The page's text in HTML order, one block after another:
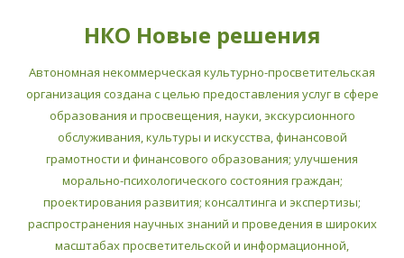
НКО Новые решения
Автономная некоммерческая культурно-просветительская
организация создана с целью предоставления услуг в сфере
образования и просвещения, науки, экскурсионного
обслуживания, культуры и искусства, финансовой
грамотности и финансового образования; улучшения
морально-психологического состояния граждан;
проектирования развития; консалтинга и экспертизы;
распространения научных знаний и проведения в широких
масштабах просветительской и информационной,